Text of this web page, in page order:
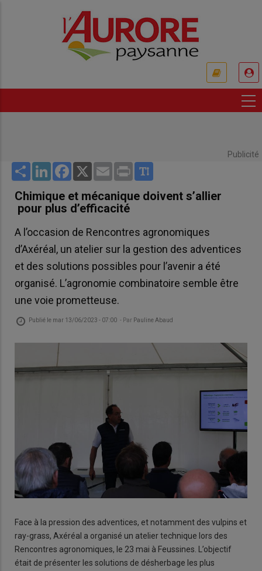
Publicité
Share LinkedInFacebook
X Email Print
Chimique et mécanique doivent s’allier
pour plus d’efficacité
A l’occasion de Rencontres agronomiques
d’Axéréal, un atelier sur la gestion des adventices
et des solutions possibles pour l’avenir a été
organisé. L’agronomie combinatoire semble être
une voie prometteuse.
Publié le mar 13/06/2023 - 07:00 - Par Pauline Abaud
Face à la pression des adventices, et notamment des vulpins et
ray-grass, Axéréal a organisé un atelier technique lors des
Rencontres agronomiques, le 23 mai à Feussines. L’objectif
était de présenter les solutions de désherbage les plus